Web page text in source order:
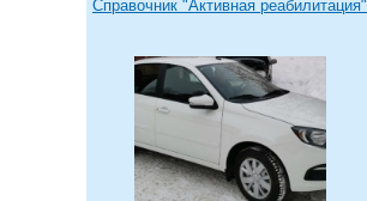
Справочник "Активная реабилитация"